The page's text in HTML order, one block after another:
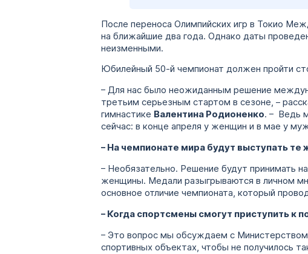
После переноса Олимпийских игр в Токио
на ближайшие два года. Однако даты
неизменными.
Юбилейный 50-й чемпионат должен пройти
– Для нас было неожиданным решение
третьим серьезным стартом в сезоне, –
гимнастике Валентина Родионенко. – Ведь
сейчас: в конце апреля у женщин и в мае у
– На чемпионате мира будут выступать те
– Необязательно. Решение будут принимать
женщины. Медали разыгрываются в личном
основное отличие чемпионата, который
– Когда спортсмены смогут приступить к
– Это вопрос мы обсуждаем с
спортивных объектах, чтобы не получилось